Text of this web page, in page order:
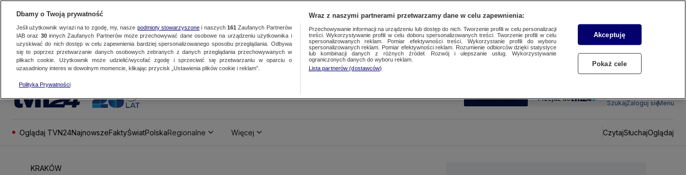
SUBSKRYBUJ Przejdź do
SzukajZaloguj sięMenu
Oglądaj TVN24NajnowszeFaktyŚwiatPolskaRegionalne Więcej CzytajSłuchajOglądaj
KRAKÓW
Dbamy o Twoją prywatność
Jeśli użytkownik wyrazi na to zgodę, my, nasze podmioty stowarzyszonei naszych 161 Zaufanych Partnerów
IAB oraz 30innych Zaufanych Partnerów może przechowywać dane osobowe na urządzeniu użytkownika i
uzyskiwać do nich dostęp w celu zapewnienia bardziej spersonalizowanego sposobu przeglądania. Odbywa
się to poprzez przetwarzanie danych osobowych zebranych z danych przeglądania przechowywanych w
plikach cookie. Użytkownik może udzielić/wycofać zgodę i sprzeciwić się przetwarzaniu w oparciu o
uzasadniony interes w dowolnym momencie, klikając przycisk „Ustawienia plików cookie i reklam”.
Polityka Prywatności
Wraz z naszymi partnerami przetwarzamy dane w celu zapewnienia:
Przechowywanie informacji na urządzeniu lub dostęp do nich. Tworzenie profili w celu personalizacji
treści. Wykorzystywanie profili w celu doboru spersonalizowanych treści. Tworzenie profili w celu
spersonalizowanych reklam. Pomiar efektywności treści. Wykorzystanie profili do wyboru
spersonalizowanych reklam. Pomiar efektywności reklam. Rozumienie odbiorców dzięki statystyce
lub kombinacji danych z różnych źródeł. Rozwój i ulepszanie usług. Wykorzystywanie
ograniczonych danych do wyboru reklam.
Lista partnerów (dostawców)
Akceptuję
Pokaż cele